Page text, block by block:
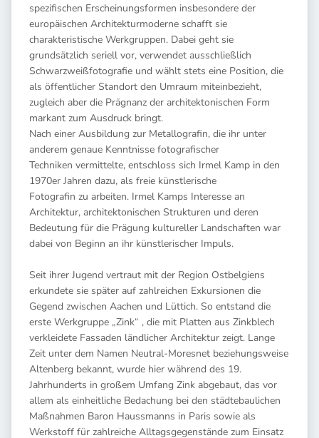
spezifischen Erscheinungsformen insbesondere der
europäischen Architekturmoderne schafft sie
charakteristische Werkgruppen. Dabei geht sie
grundsätzlich seriell vor, verwendet ausschließlich
Schwarzweißfotografie und wählt stets eine Position, die
als öffentlicher Standort den Umraum miteinbezieht,
zugleich aber die Prägnanz der architektonischen Form
markant zum Ausdruck bringt.
Nach einer Ausbildung zur Metallografin, die ihr unter
anderem genaue Kenntnisse fotografischer
Techniken vermittelte, entschloss sich Irmel Kamp in den
1970er Jahren dazu, als freie künstlerische
Fotografin zu arbeiten. Irmel Kamps Interesse an
Architektur, architektonischen Strukturen und deren
Bedeutung für die Prägung kultureller Landschaften war
dabei von Beginn an ihr künstlerischer Impuls.
Seit ihrer Jugend vertraut mit der Region Ostbelgiens
erkundete sie später auf zahlreichen Exkursionen die
Gegend zwischen Aachen und Lüttich. So entstand die
erste Werkgruppe „Zink“ , die mit Platten aus Zinkblech
verkleidete Fassaden ländlicher Architektur zeigt. Lange
Zeit unter dem Namen Neutral-Moresnet beziehungsweise
Altenberg bekannt, wurde hier während des 19.
Jahrhunderts in großem Umfang Zink abgebaut, das vor
allem als einheitliche Bedachung bei den städtebaulichen
Maßnahmen Baron Haussmanns in Paris sowie als
Werkstoff für zahlreiche Alltagsgegenstände zum Einsatz